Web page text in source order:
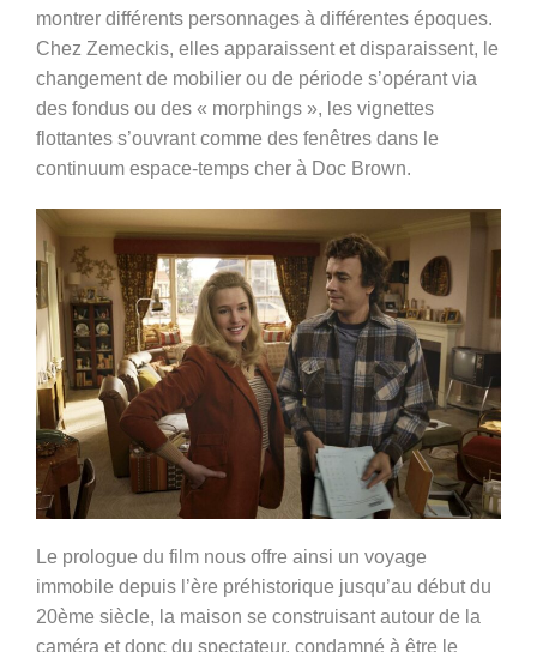
montrer différents personnages à différentes époques.
Chez Zemeckis, elles apparaissent et disparaissent, le
changement de mobilier ou de période s’opérant via
des fondus ou des « morphings », les vignettes
flottantes s’ouvrant comme des fenêtres dans le
continuum espace-temps cher à Doc Brown.
Le prologue du film nous offre ainsi un voyage
immobile depuis l’ère préhistorique jusqu’au début du
20ème siècle, la maison se construisant autour de la
caméra et donc du spectateur, condamné à être le